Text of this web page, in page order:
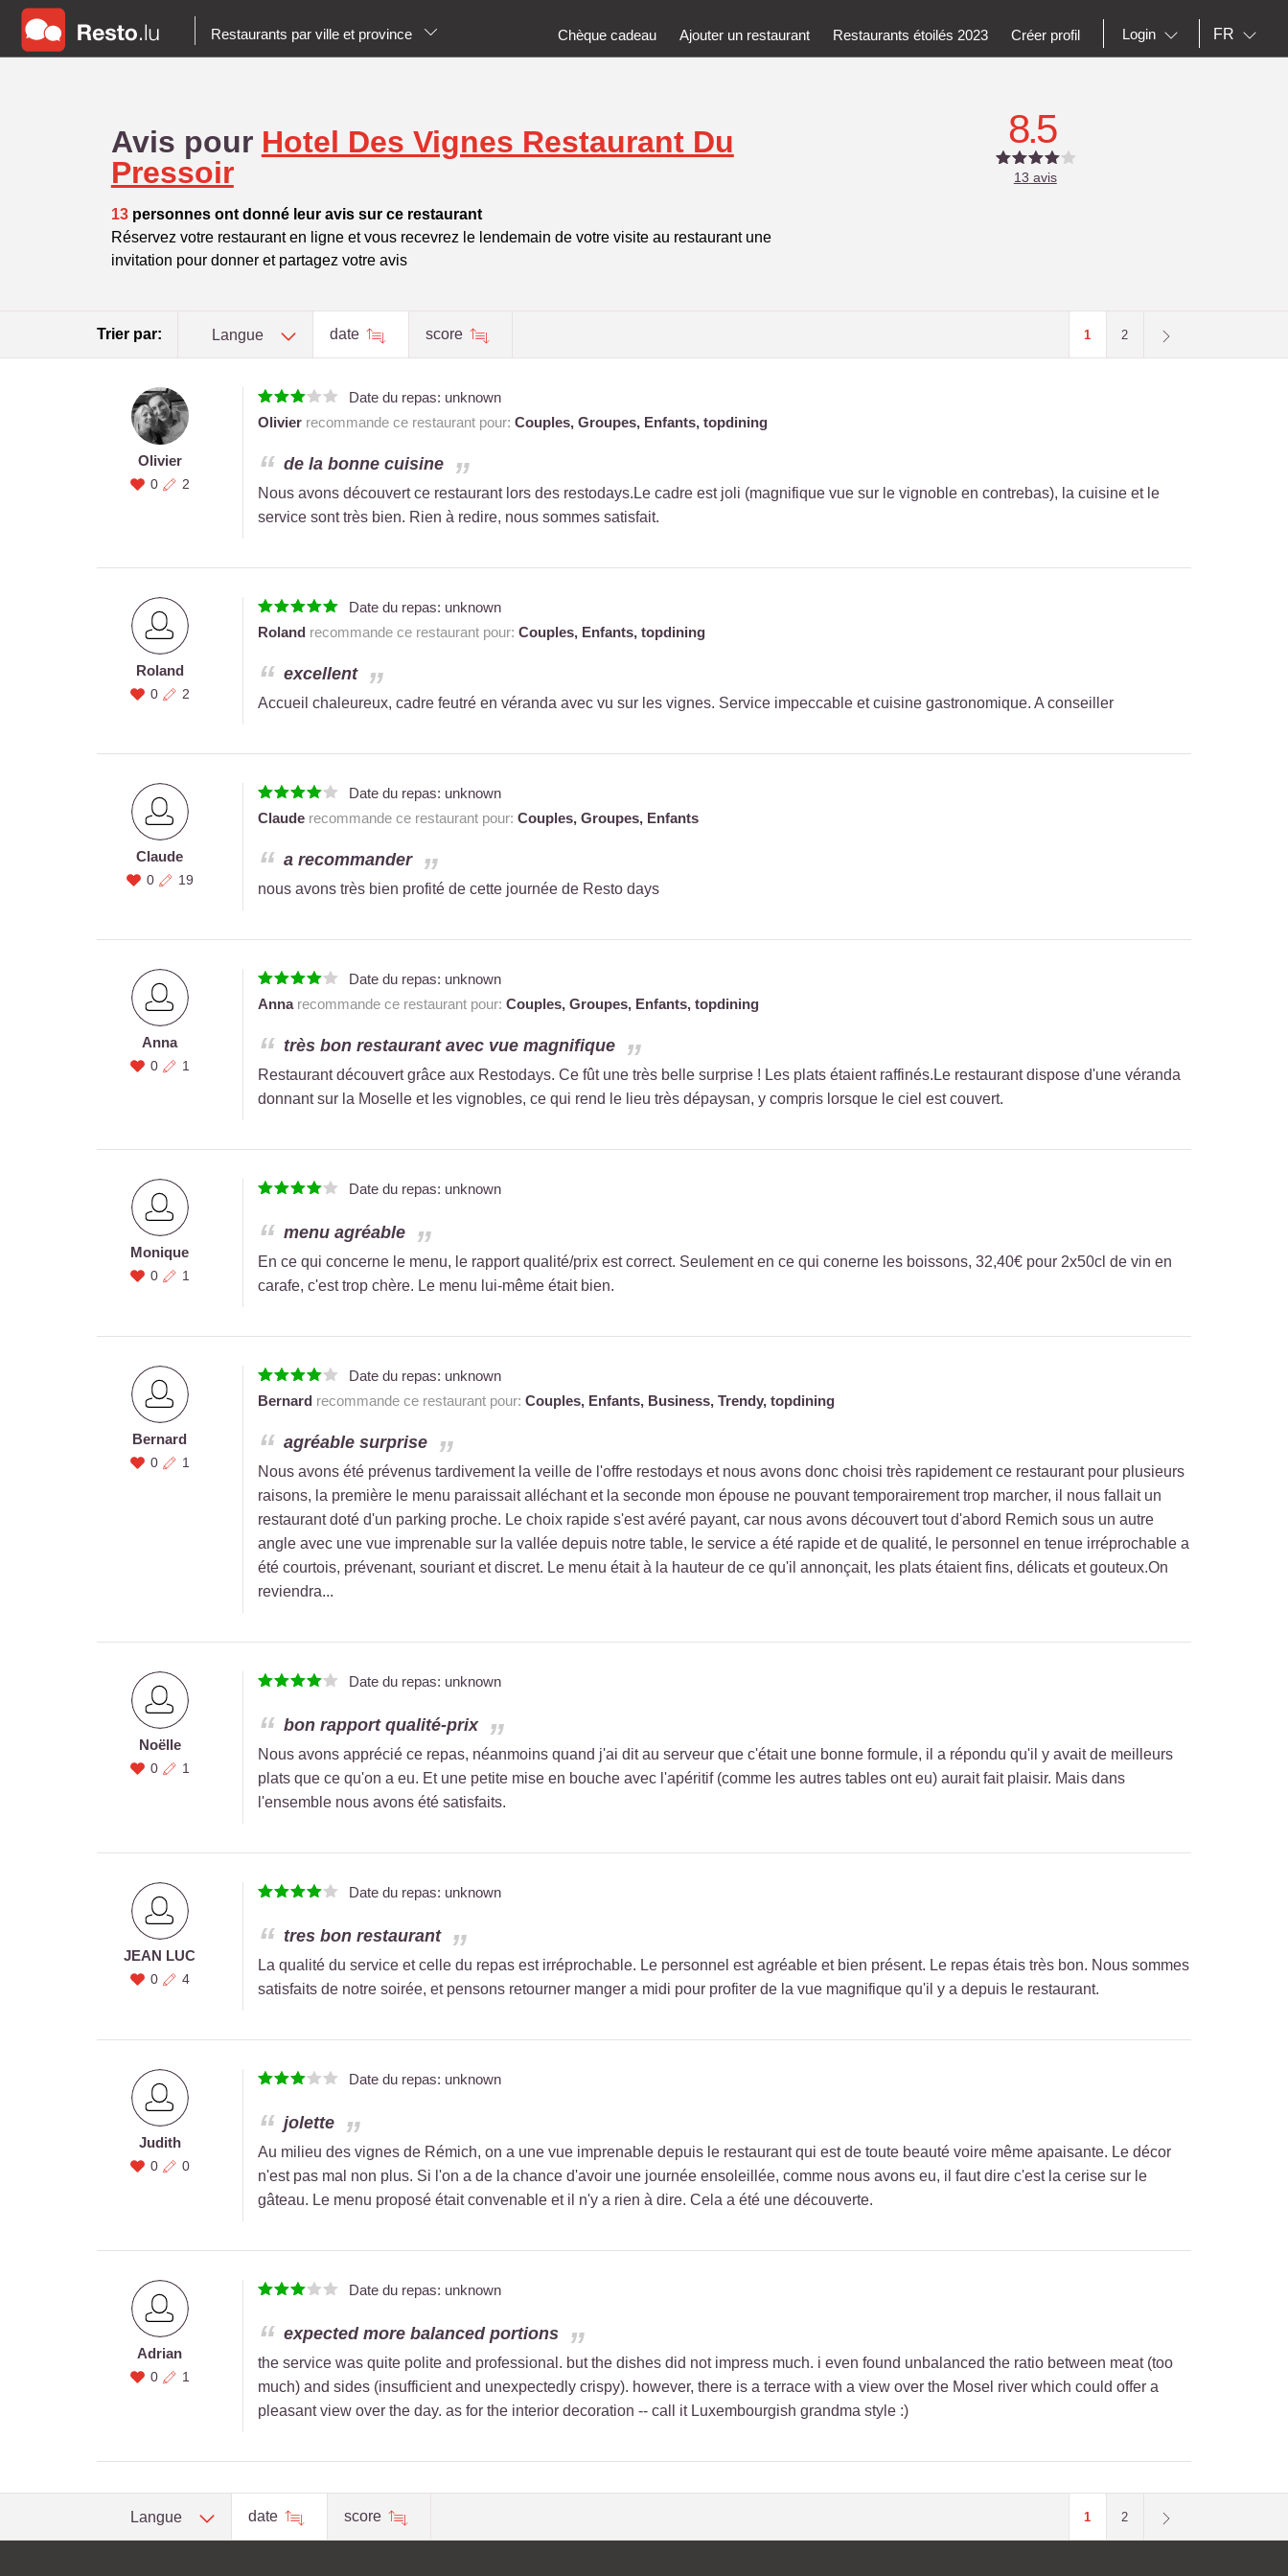
Restaurants par ville et province Chèque cadeau Ajouter un restaurant Restaurants étoilés 2023 Créer profil Login FR
Avis pour Hotel Des Vignes Restaurant Du
Pressoir
13personnes ont donné leur avis sur ce restaurant
Réservez votre restaurant en ligne et vous recevrez le lendemain de votre visite au restaurant une
invitation pour donner et partagez votre avis
8.5
13 avis
Trier par: Langue date score 1 2
Olivier
0 2
Date du repas: unknown
Olivierrecommande ce restaurant pour: Couples, Groupes, Enfants, topdining
de la bonne cuisine
Nous avons découvert ce restaurant lors des restodays.Le cadre est joli (magnifique vue sur le vignoble en contrebas), la cuisine et le
service sont très bien. Rien à redire, nous sommes satisfait.
Roland
0 2
Date du repas: unknown
Roland recommande ce restaurant pour: Couples, Enfants, topdining
excellent
Accueil chaleureux, cadre feutré en véranda avec vu sur les vignes. Service impeccable et cuisine gastronomique. A conseiller
Claude
0 19
Date du repas: unknown
Claude recommande ce restaurant pour: Couples, Groupes, Enfants
a recommander
nous avons très bien profité de cette journée de Resto days
Anna
0 1
Date du repas: unknown
Annarecommande ce restaurant pour: Couples, Groupes, Enfants, topdining
très bon restaurant avec vue magnifique
Restaurant découvert grâce aux Restodays. Ce fût une très belle surprise ! Les plats étaient raffinés.Le restaurant dispose d'une véranda
donnant sur la Moselle et les vignobles, ce qui rend le lieu très dépaysan, y compris lorsque le ciel est couvert.
Monique
0 1
Date du repas: unknown
menu agréable
En ce qui concerne le menu, le rapport qualité/prix est correct. Seulement en ce qui conerne les boissons, 32,40€ pour 2x50cl de vin en
carafe, c'est trop chère. Le menu lui-même était bien.
Bernard
0 1
Date du repas: unknown
Bernard recommande ce restaurant pour: Couples, Enfants, Business, Trendy, topdining
agréable surprise
Nous avons été prévenus tardivement la veille de l'offre restodays et nous avons donc choisi très rapidement ce restaurant pour plusieurs
raisons, la première le menu paraissait alléchant et la seconde mon épouse ne pouvant temporairement trop marcher, il nous fallait un
restaurant doté d'un parking proche. Le choix rapide s'est avéré payant, car nous avons découvert tout d'abord Remich sous un autre
angle avec une vue imprenable sur la vallée depuis notre table, le service a été rapide et de qualité, le personnel en tenue irréprochable a
été courtois, prévenant, souriant et discret. Le menu était à la hauteur de ce qu'il annonçait, les plats étaient fins, délicats et gouteux.On
reviendra...
Noëlle
0 1
Date du repas: unknown
bon rapport qualité-prix
Nous avons apprécié ce repas, néanmoins quand j'ai dit au serveur que c'était une bonne formule, il a répondu qu'il y avait de meilleurs
plats que ce qu'on a eu. Et une petite mise en bouche avec l'apéritif (comme les autres tables ont eu) aurait fait plaisir. Mais dans
l'ensemble nous avons été satisfaits.
JEAN LUC
0 4
Date du repas: unknown
tres bon restaurant
La qualité du service et celle du repas est irréprochable. Le personnel est agréable et bien présent. Le repas étais très bon. Nous sommes
satisfaits de notre soirée, et pensons retourner manger a midi pour profiter de la vue magnifique qu'il y a depuis le restaurant.
Judith
0 0
Date du repas: unknown
jolette
Au milieu des vignes de Rémich, on a une vue imprenable depuis le restaurant qui est de toute beauté voire même apaisante. Le décor
n'est pas mal non plus. Si l'on a de la chance d'avoir une journée ensoleillée, comme nous avons eu, il faut dire c'est la cerise sur le
gâteau. Le menu proposé était convenable et il n'y a rien à dire. Cela a été une découverte.
Adrian
0 1
Date du repas: unknown
expected more balanced portions
the service was quite polite and professional. but the dishes did not impress much. i even found unbalanced the ratio between meat (too
much) and sides (insufficient and unexpectedly crispy). however, there is a terrace with a view over the Mosel river which could offer a
pleasant view over the day. as for the interior decoration -- call it Luxembourgish grandma style :)
Langue date score 1 2